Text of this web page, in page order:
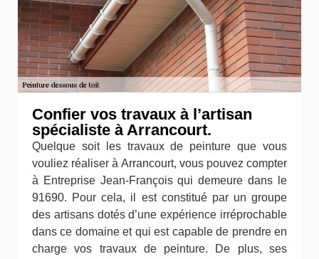
Confier vos travaux à l’artisan
spécialiste à Arrancourt.
Quelque soit les travaux de peinture que vous
vouliez réaliser à Arrancourt, vous pouvez compter
à Entreprise Jean-François qui demeure dans le
91690. Pour cela, il est constitué par un groupe
des artisans dotés d’une expérience irréprochable
dans ce domaine et qui est capable de prendre en
charge vos travaux de peinture. De plus, ses